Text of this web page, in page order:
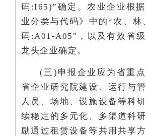
码:I65)”确定。农业企业根
业分类与代码》中的“农、林
码:A01-A05"，以及有效省
龙头企业确定。
(三)申报企业应为省重点
省企业研究院建设、运行与
人员、场地、设施设备等科
续稳定的多元化、多渠道科
励通过租赁设备等共用共享